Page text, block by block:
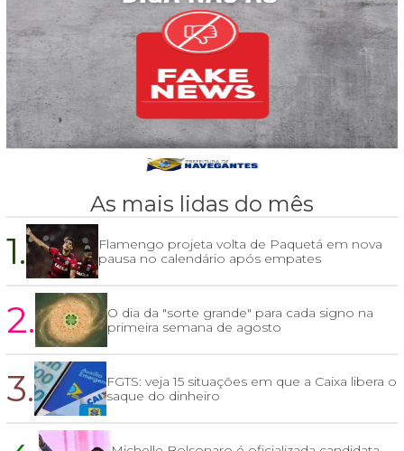
As mais lidas do mês
1.
Flamengo projeta volta de Paquetá em nova
pausa no calendário após empates
2.
O dia da "sorte grande" para cada signo na
primeira semana de agosto
3.
FGTS: veja 15 situações em que a Caixa libera o
saque do dinheiro